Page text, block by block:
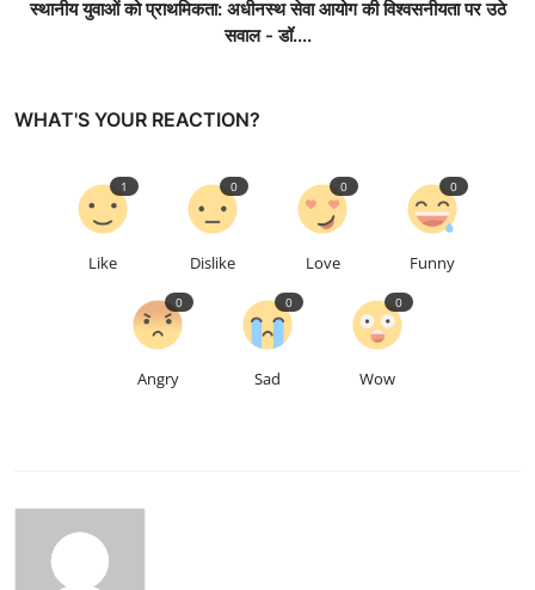
स्थानीय युवाओं को प्राथमिकता: अधीनस्थ सेवा आयोग की विश्वसनीयता पर उठे
सवाल - डॉ....
WHAT'S YOUR REACTION?
Like
1
Dislike
0
Love
0
Funny
0
Angry
0
Sad
0
Wow
0